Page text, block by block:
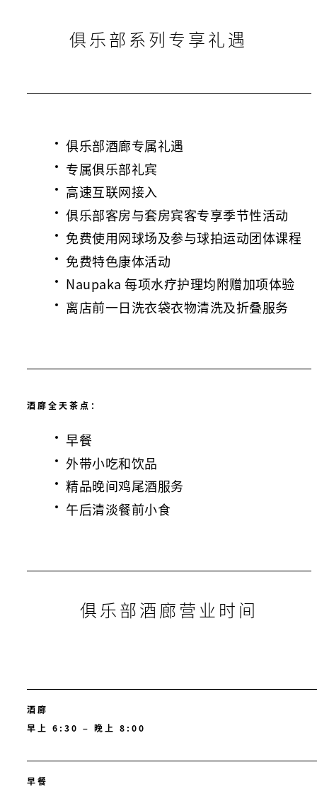
俱乐部系列专享礼遇
俱乐部酒廊专属礼遇
专属俱乐部礼宾
高速互联网接入
俱乐部客房与套房宾客专享季节性活动
免费使用网球场及参与球拍运动团体课程
免费特色康体活动
Naupaka 每项水疗护理均附赠加项体验
离店前一日洗衣袋衣物清洗及折叠服务
酒廊全天茶点：
早餐
外带小吃和饮品
精品晚间鸡尾酒服务
午后清淡餐前小食
俱乐部酒廊营业时间
酒廊
早上 6:30 – 晚上 8:00
早餐